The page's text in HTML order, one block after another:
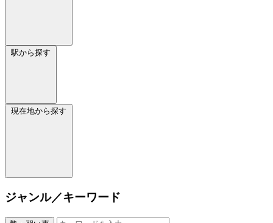
駅から探す
現在地から探す
ジャンル／キーワード